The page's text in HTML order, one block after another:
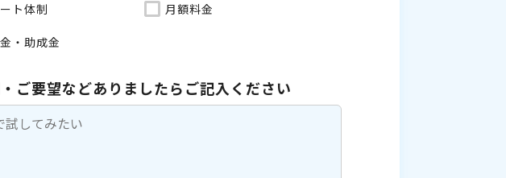
ト体制 月額料金
・助成金
ご要望などありましたらご記入ください